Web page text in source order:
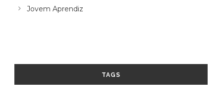
Jovem Aprendiz
TAGS